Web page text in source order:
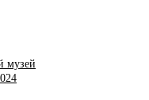
музей